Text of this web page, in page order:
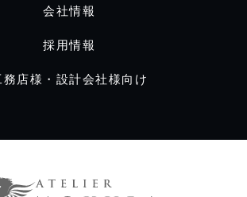
会社情報
採用情報
務店様・設計会社様向け